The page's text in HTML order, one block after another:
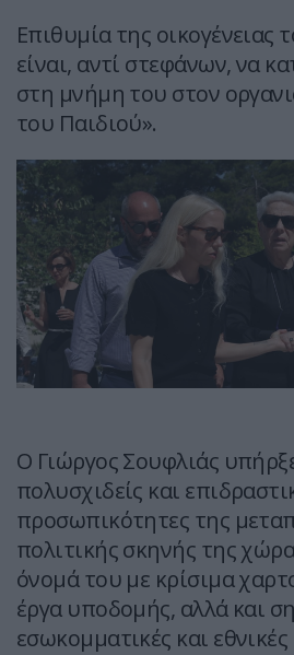
Επιθυμία της οικογένειας
είναι, αντί στεφάνων, να
στη μνήμη του στον
του Παιδιού».
Ο Γιώργος Σουφλιάς
πολυσχιδείς και
προσωπικότητες της
πολιτικής σκηνής της
όνομά του με κρίσιμα
έργα υποδομής, αλλά και
εσωκομματικές και